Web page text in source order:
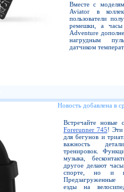
Вместе с
Aviator в
пользователи
ремешки, а
Adventure
нагрудным
датчиком
Новость добавлена в
Встречайте новые
Forerunner 745! Эти
для бегунов и
важность
тренировок.
музыка,
другое делают
спорте, но и в
Предзагруженные
езды на